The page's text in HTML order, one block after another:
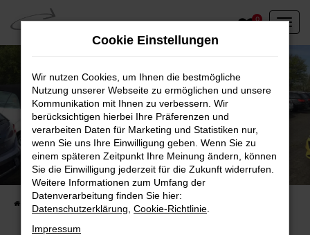
Zum
Hauptinhalt
springen
0
Unser Fahrzeugbestand vor Ort
Entdecken Sie unsere sofort verfügbaren
Fahrzeugangebote
Cookie Einstellungen
Wir nutzen Cookies, um Ihnen die bestmögliche
Nutzung unserer Webseite zu ermöglichen und unsere
Kommunikation mit Ihnen zu verbessern. Wir
berücksichtigen hierbei Ihre Präferenzen und
verarbeiten Daten für Marketing und Statistiken nur,
wenn Sie uns Ihre Einwilligung geben. Wenn Sie zu
einem späteren Zeitpunkt Ihre Meinung ändern, können
Sie die Einwilligung jederzeit für die Zukunft widerrufen.
Weitere Informationen zum Umfang der
Datenverarbeitung finden Sie hier:
Datenschutzerklärung Cookie-Richtlinie
Impressum